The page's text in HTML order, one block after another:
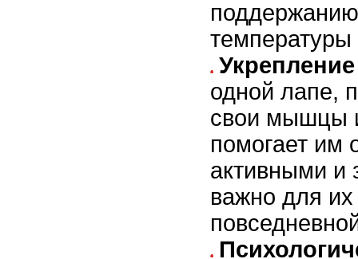
одной лапе,
свои мышцы
помогает им
активными и
важно для